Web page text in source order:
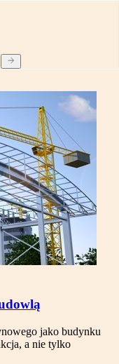
jako budynku
a nie tylko